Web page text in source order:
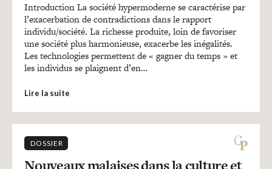
Introduction La société hypermoderne se caractérise par
l’exacerbation de contradictions dans le rapport
individu/société. La richesse produite, loin de favoriser
une société plus harmonieuse, exacerbe les inégalités.
Les technologies permettent de « gagner du temps » et
les individus se plaignent d’en…
Lire la suite
DOSSIER